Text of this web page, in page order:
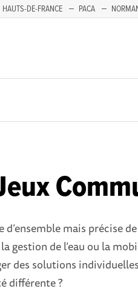
HAUTS-DE-FRANCE PACA
d’ensemble mais précise
gestion de l’eau ou la
des solutions
différente ?